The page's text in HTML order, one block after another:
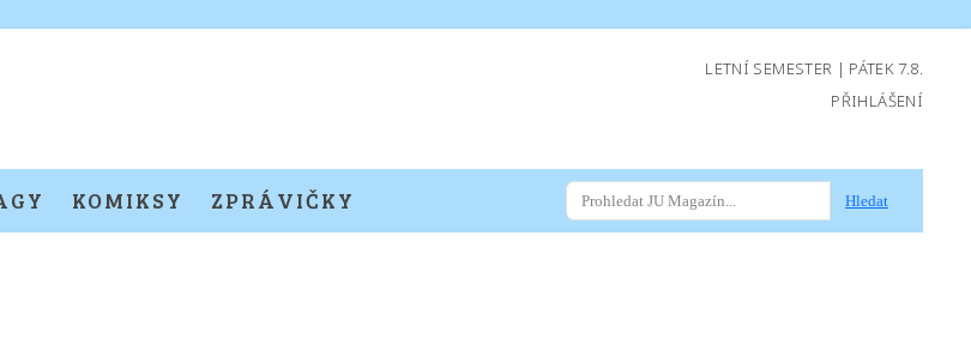
LETNÍ SEMESTER | PÁTEK 7.8.
PŘIHLÁŠENÍ
KOMIKSY ZPRÁVIČKY Hledat